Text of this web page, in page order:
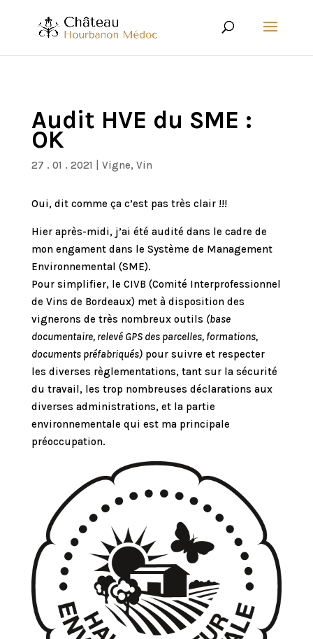
Audit HVE du SME :
OK
27 . 01 . 2021 Vigne, Vin
Oui, dit comme ça c’est pas très clair !!!
Hier après-midi, j’ai été audité dans le cadre de
mon engament dans le Système de Management
Environnemental (SME).
Pour simplifier, le CIVB (Comité Interprofessionnel
de Vins de Bordeaux) met à disposition des
vignerons de très nombreux outils (base
documentaire, relevé GPS des parcelles, formations,
documents préfabriqués)pour suivre et respecter
les diverses règlementations, tant sur la sécurité
du travail, les trop nombreuses déclarations aux
diverses administrations, et la partie
environnementale qui est ma principale
préoccupation.